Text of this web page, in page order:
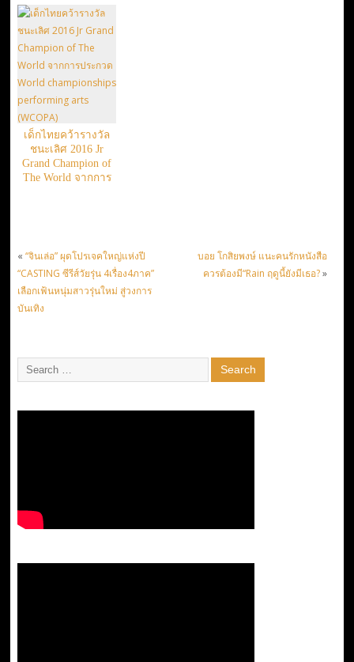
#Kpop #Fantival
2017”
เด็กไทยคว้ารางวัล
ชนะเลิศ 2016 Jr
Grand Champion of
The World จากการ
« “จินเล่อ” ผุดโปรเจคใหญ่แห่งปี
“CASTING ซีรีส์วัยรุ่น 4เรื่อง4ภาค”
เลือกเฟ้นหนุ่มสาวรุ่นใหม่ สู่วงการ
บันเทิง
บอย โกสิยพงษ์ แนะคนรักหนังสือ
ควรต้องมี“Rain ฤดูนี้ยังมีเธอ?»